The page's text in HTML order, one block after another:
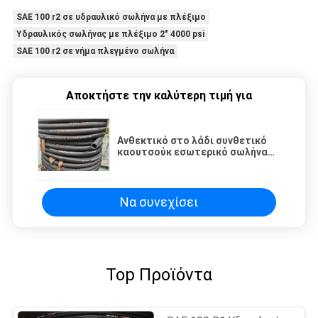
SAE 100 r2 σε υδραυλικό σωλήνα με πλέξιμο
Υδραυλικός σωλήνας με πλέξιμο 2" 4000 psi
SAE 100 r2 σε νήμα πλεγμένο σωλήνα
Αποκτήστε την καλύτερη τιμή για
Ανθεκτικό στο λάδι συνθετικό
καουτσούκ εσωτερικό σωλήνα
απόδοση
Να συνεχίσει
Top Προϊόντα